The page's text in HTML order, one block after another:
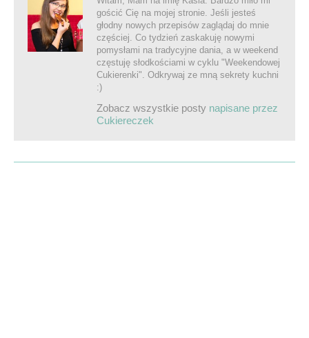
gościć Cię na mojej stronie. Jeśli jesteś
głodny nowych przepisów zaglądaj do mnie
częściej. Co tydzień zaskakuję nowymi
pomysłami na tradycyjne dania, a w weekend
częstuję słodkościami w cyklu "Weekendowej
Cukierenki". Odkrywaj ze mną sekrety kuchni
:)
Zobacz wszystkie posty napisane przez
Cukiereczek